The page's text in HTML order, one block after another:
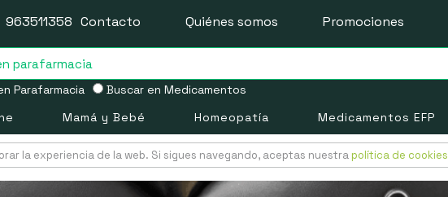
Parafarmacia Buscar en Medicamentos
963511358 Contacto Quiénes somos Promociones
Mamá y Bebé Homeopatía Medicamentos EFP
la experiencia de la web. Si sigues navegando, aceptas nuestra política de cookies